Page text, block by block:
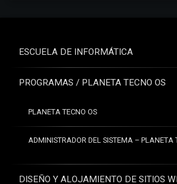
ESCUELA DE INFORMÁTICA
PROGRAMAS / PLANETA TECNO OS
PLANETA TECNO OS
ADMINISTRADOR DEL SISTEMA – PLANETA
DISEÑO Y ALOJAMIENTO DE SITIOS